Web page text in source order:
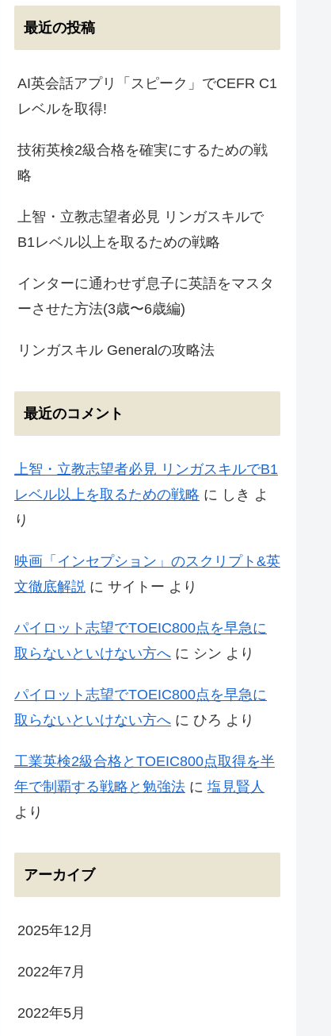
最近の投稿
AI英会話アプリ「スピーク」でCEFR C1
レベルを取得!
技術英検2級合格を確実にするための戦
略
上智・立教志望者必見 リンガスキルで
B1レベル以上を取るための戦略
インターに通わせず息子に英語をマスタ
ーさせた方法(3歳〜6歳編)
リンガスキル Generalの攻略法
最近のコメント
上智・立教志望者必見 リンガスキルでB1
レベル以上を取るための戦略 に しき よ
り
映画「インセプション」のスクリプト&英
文徹底解説 に サイトー より
パイロット志望でTOEIC800点を早急に
取らないといけない方へ に シン より
パイロット志望でTOEIC800点を早急に
取らないといけない方へ に ひろ より
工業英検2級合格とTOEIC800点取得を半
年で制覇する戦略と勉強法 に 塩見賢人
より
アーカイブ
2025年12月
2022年7月
2022年5月